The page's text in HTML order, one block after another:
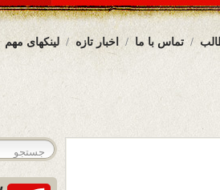
لینکهای مهم اخبار تازه تماس با ما